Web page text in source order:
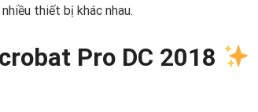
thiết bị khác nhau.
Pro DC 2018